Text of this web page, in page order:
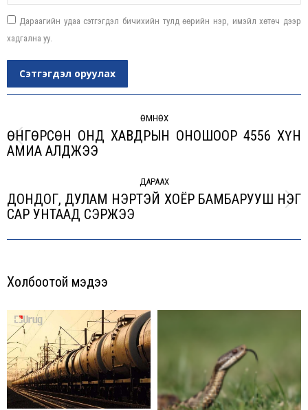
Дараагийн удаа сэтгэгдэл бичихийн тулд өөрийн нэр, имэйл хөтөч дээр
хадгална уу.
Сэтгэгдэл оруулах
ӨМНӨХ
Previous
ӨНГӨРСӨН ОНД ХАВДРЫН ОНОШООР 4556 ХҮН
АМИА АЛДЖЭЭ
ДАРААХ
Next
ДОНДОГ, ДУЛАМ НЭРТЭЙ ХОЁР БАМБАРУУШ НЭГ
САР УНТААД СЭРЖЭЭ
Холбоотой мэдээ